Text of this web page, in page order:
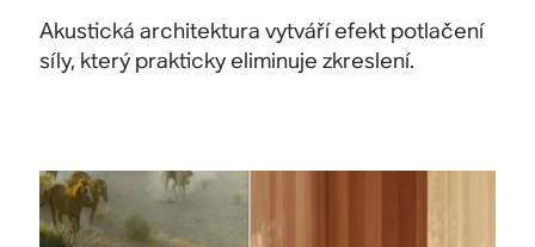
Akustická architektura vytváří efekt potlačení
síly, který prakticky eliminuje zkreslení.